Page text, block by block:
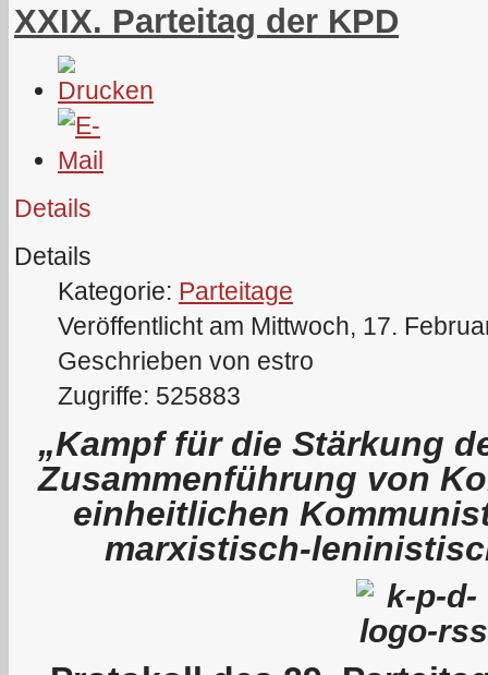
XXIX. Parteitag der KPD
Details
Details
Kategorie: Parteitage
Veröffentlicht am Mittwoch, 17.
Geschrieben von estro
Zugriffe: 525883
„Kampf für die Stärkung
Zusammenführung von
einheitlichen
marxistisch-